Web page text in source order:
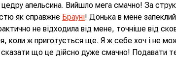
апельсина. Вийшло мега смачно! За
як справжнє Брауні! Донька в мене
не відходила від мене, точніше від
коли ж приготується ще. Я ж себе хоч і не
що це дійсно дуже смачно! Подавати